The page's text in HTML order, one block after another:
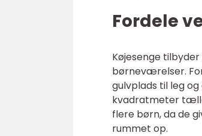
Fordele
Køjesenge
børneværelser.
gulvplads til leg
kvadratmeter
flere børn, da de
rummet op.